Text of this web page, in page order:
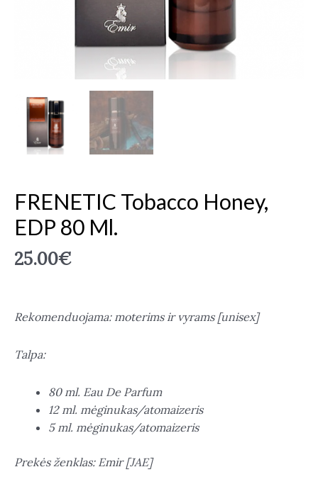
FRENETIC Tobacco Honey,
EDP 80 Ml.
25.00€
Rekomenduojama: moterims ir vyrams [unisex]
Talpa:
80 ml. Eau De Parfum
12 ml. mėginukas/atomaizeris
5 ml. mėginukas/atomaizeris
Prekės ženklas: Emir [JAE]